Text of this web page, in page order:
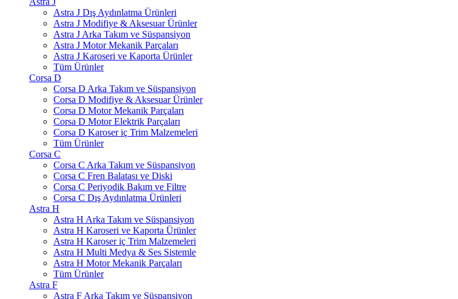
Astra J Dış Aydınlatma Ürünleri
Astra J Modifiye & Aksesuar Ürünler
Astra J Arka Takım ve Süspansiyon
Astra J Motor Mekanik Parçaları
Astra J Karoseri ve Kaporta Ürünler
Tüm Ürünler
Corsa D
Corsa D Arka Takım ve Süspansiyon
Corsa D Modifiye & Aksesuar Ürünler
Corsa D Motor Mekanik Parçaları
Corsa D Motor Elektrik Parçaları
Corsa D Karoser iç Trim Malzemeleri
Tüm Ürünler
Corsa C
Corsa C Arka Takım ve Süspansiyon
Corsa C Fren Balatası ve Diski
Corsa C Periyodik Bakım ve Filtre
Corsa C Dış Aydınlatma Ürünleri
Astra H
Astra H Arka Takım ve Süspansiyon
Astra H Karoseri ve Kaporta Ürünler
Astra H Karoser iç Trim Malzemeleri
Astra H Multi Medya & Ses Sistemle
Astra H Motor Mekanik Parçaları
Tüm Ürünler
Astra F
Astra F Arka Takım ve Süspansiyon